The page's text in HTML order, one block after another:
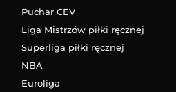
Puchar CEV
Liga Mistrzów piłki ręcznej
Superliga piłki ręcznej
NBA
Euroliga